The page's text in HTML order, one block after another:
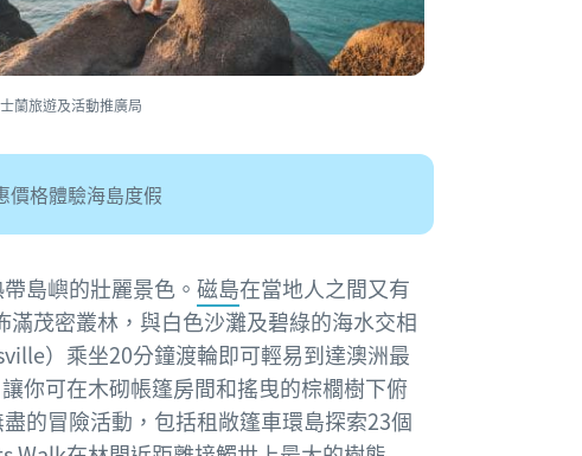
蘭旅遊及活動推廣局
價格體驗海島度假
島嶼的壯麗景色。 磁島在當地人之間又有
滿茂密叢林，與白色沙灘及碧綠的海水交相
）乘坐20分鐘渡輪即可輕易到達澳洲最
你可在木砌帳篷房間和搖曳的棕櫚樹下俯
的冒險活動，包括租敞篷車環島探索23個